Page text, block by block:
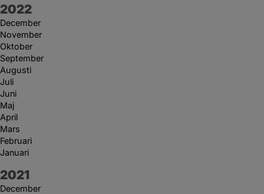
År:
2022
December
November
Oktober
September
Augusti
Juli
Juni
Maj
April
Mars
Februari
Januari
År:
2021
December